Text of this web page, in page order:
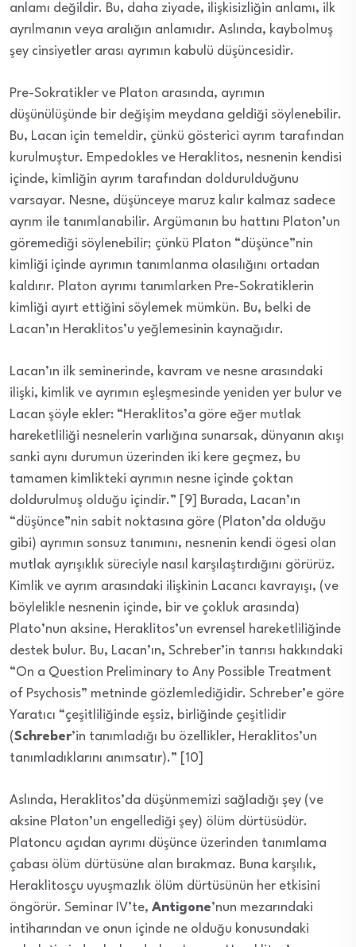
anlamı değildir. Bu, daha ziyade, ilişkisizliğin anlamı, ilk
ayrılmanın veya aralığın anlamıdır. Aslında, kaybolmuş
şey cinsiyetler arası ayrımın kabulü düşüncesidir.
Pre-Sokratikler ve Platon arasında, ayrımın
düşünülüşünde bir değişim meydana geldiği söylenebilir.
Bu, Lacan için temeldir, çünkü gösterici ayrım tarafından
kurulmuştur. Empedokles ve Heraklitos, nesnenin kendisi
içinde, kimliğin ayrım tarafından doldurulduğunu
varsayar. Nesne, düşünceye maruz kalır kalmaz sadece
ayrım ile tanımlanabilir. Argümanın bu hattını Platon’un
göremediği söylenebilir; çünkü Platon “düşünce”nin
kimliği içinde ayrımın tanımlanma olasılığını ortadan
kaldırır. Platon ayrımı tanımlarken Pre-Sokratiklerin
kimliği ayırt ettiğini söylemek mümkün. Bu, belki de
Lacan’ın Heraklitos’u yeğlemesinin kaynağıdır.
Lacan’ın ilk seminerinde, kavram ve nesne arasındaki
ilişki, kimlik ve ayrımın eşleşmesinde yeniden yer bulur ve
Lacan şöyle ekler: “Heraklitos’a göre eğer mutlak
hareketliliği nesnelerin varlığına sunarsak, dünyanın akışı
sanki aynı durumun üzerinden iki kere geçmez, bu
tamamen kimlikteki ayrımın nesne içinde çoktan
doldurulmuş olduğu içindir.” [9] Burada, Lacan’ın
“düşünce”nin sabit noktasına göre (Platon’da olduğu
gibi) ayrımın sonsuz tanımını, nesnenin kendi ögesi olan
mutlak ayrışıklık süreciyle nasıl karşılaştırdığını görürüz.
Kimlik ve ayrım arasındaki ilişkinin Lacancı kavrayışı, (ve
böylelikle nesnenin içinde, bir ve çokluk arasında)
Plato’nun aksine, Heraklitos’un evrensel hareketliliğinde
destek bulur. Bu, Lacan’ın, Schreber’in tanrısı hakkındaki
“On a Question Preliminary to Any Possible Treatment
of Psychosis” metninde gözlemlediğidir. Schreber’e göre
Yaratıcı “çeşitliliğinde eşsiz, birliğinde çeşitlidir
(Schreber’in tanımladığı bu özellikler, Heraklitos’un
tanımladıklarını anımsatır).” [10]
Aslında, Heraklitos’da düşünmemizi sağladığı şey (ve
aksine Platon’un engellediği şey) ölüm dürtüsüdür.
Platoncu açıdan ayrımı düşünce üzerinden tanımlama
çabası ölüm dürtüsüne alan bırakmaz. Buna karşılık,
Heraklitosçu uyuşmazlık ölüm dürtüsünün her etkisini
öngörür. Seminar IV’te, Antigone’nun mezarındaki
intiharından ve onun içinde ne olduğu konusundaki